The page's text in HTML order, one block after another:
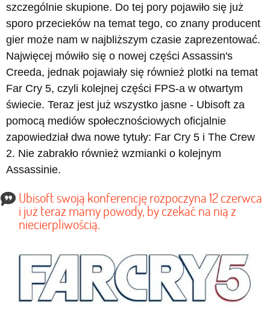
szczególnie skupione. Do tej pory pojawiło się już
sporo przecieków na temat tego, co znany producent
gier może nam w najbliższym czasie zaprezentować.
Najwięcej mówiło się o nowej części Assassin's
Creeda, jednak pojawiały się również plotki na temat
Far Cry 5, czyli kolejnej części FPS-a w otwartym
świecie. Teraz jest już wszystko jasne - Ubisoft za
pomocą mediów społecznościowych oficjalnie
zapowiedział dwa nowe tytuły: Far Cry 5 i The Crew
2. Nie zabrakło również wzmianki o kolejnym
Assassinie.
Ubisoft swoją konferencję rozpoczyna 12 czerwca
i już teraz mamy powody, by czekać na nią z
niecierpliwością.